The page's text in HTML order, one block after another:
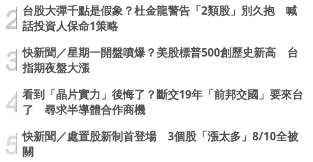
台股大彈千點是假象？杜金龍警告「2類股」別久抱 喊
話投資人保命1策略
快新聞／星期一開盤噴爆？美股標普500創歷史新高 台
指期夜盤大漲
看到「晶片實力」後悔了？斷交19年「前邦交國」要來台
了 尋求半導體合作商機
快新聞／處置股新制首登場 3個股「漲太多」8/10全被
關